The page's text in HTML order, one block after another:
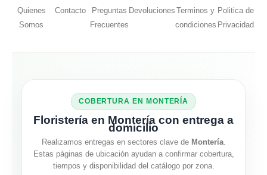
Quienes
Somos
Contacto
Preguntas
Frecuentes
Devoluciones Terminos y
condiciones
Politica de
Privacidad
COBERTURA EN MONTERÍA
Floristería en Montería con entrega a
domicilio
Realizamos entregas en sectores clave de Montería.
Estas páginas de ubicación ayudan a confirmar cobertura,
tiempos y disponibilidad del catálogo por zona.